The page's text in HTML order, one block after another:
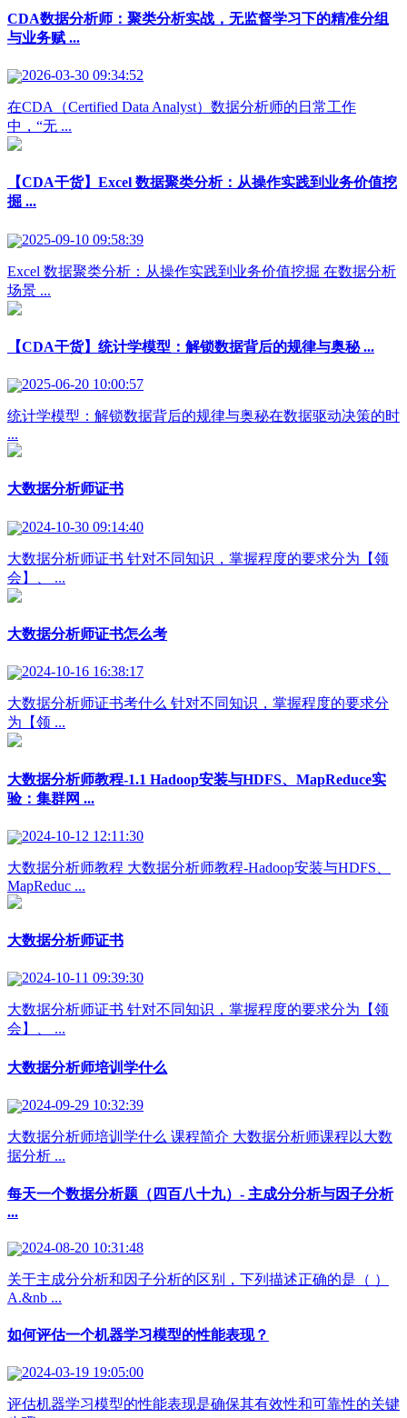
CDA数据分析师：聚类分析实战，无监督学习下的精准分组
与业务赋 ...
2026-03-30 09:34:52
在CDA（Certified Data Analyst）数据分析师的日常工作
中，“无 ...
【CDA干货】Excel 数据聚类分析：从操作实践到业务价值挖
掘 ...
2025-09-10 09:58:39
Excel 数据聚类分析：从操作实践到业务价值挖掘 在数据分析
场景 ...
【CDA干货】统计学模型：解锁数据背后的规律与奥秘 ...
2025-06-20 10:00:57
统计学模型：解锁数据背后的规律与奥秘​ ​ 在数据驱动决策的时
...
大数据分析师证书
2024-10-30 09:14:40
大数据分析师证书 针对不同知识，掌握程度的要求分为【领
会】、 ...
大数据分析师证书怎么考
2024-10-16 16:38:17
大数据分析师证书考什么 针对不同知识，掌握程度的要求分
为【领 ...
大数据分析师教程-1.1 Hadoop安装与HDFS、MapReduce实
验：集群网 ...
2024-10-12 12:11:30
大数据分析师教程 大数据分析师教程-Hadoop安装与HDFS、
MapReduc ...
大数据分析师证书
2024-10-11 09:39:30
大数据分析师证书 针对不同知识，掌握程度的要求分为【领
会】、 ...
大数据分析师培训学什么
2024-09-29 10:32:39
大数据分析师培训学什么 课程简介 大数据分析师课程以大数
据分析 ...
每天一个数据分析题（四百八十九）- 主成分分析与因子分析
...
2024-08-20 10:31:48
关于主成分分析和因子分析的区别，下列描述正确的是（ ）
A.&nb ...
如何评估一个机器学习模型的性能表现？
2024-03-19 19:05:00
评估机器学习模型的性能表现是确保其有效性和可靠性的关键